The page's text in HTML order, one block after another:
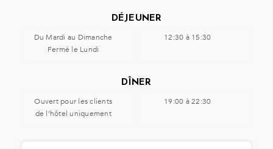
DÉJEUNER
Du Mardi au Dimanche
Fermé le Lundi
12:30 à 15:30
DÎNER
Ouvert pour les clients
de l’hôtel uniquement
19:00 à 22:30